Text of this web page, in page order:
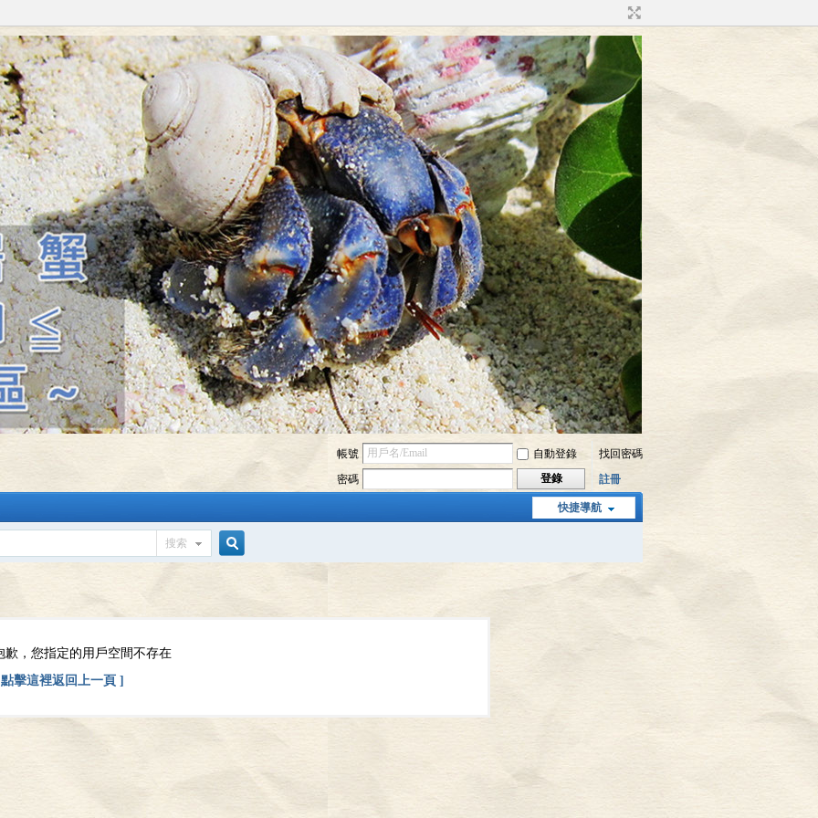
帳號 自動登錄
找回密碼
密碼
登錄 註冊
快捷導航
搜索
歉，您指定的用戶空間不存在
擊這裡返回上一頁 ]